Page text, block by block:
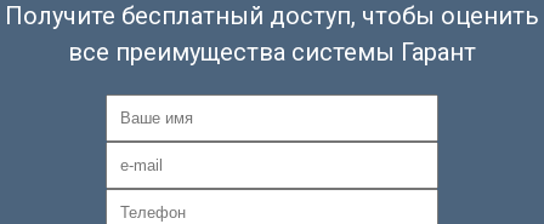
Получите бесплатный доступ, чтобы оценить
все преимущества системы Гарант